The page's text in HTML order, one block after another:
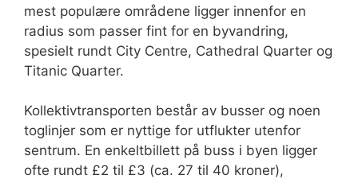
mest populære områdene ligger innenfor en
radius som passer fint for en byvandring,
spesielt rundt City Centre, Cathedral Quarter og
Titanic Quarter.
Kollektivtransporten består av busser og noen
toglinjer som er nyttige for utflukter utenfor
sentrum. En enkeltbillett på buss i byen ligger
ofte rundt £2 til £3 (ca. 27 til 40 kroner),